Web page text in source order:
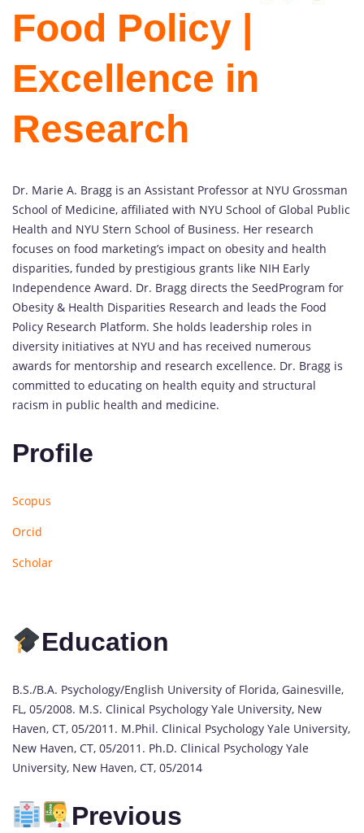
Food Policy |
Excellence in
Research
Dr. Marie A. Bragg is an Assistant Professor at NYU Grossman
School of Medicine, affiliated with NYU School of Global Public
Health and NYU Stern School of Business. Her research
focuses on food marketing’s impact on obesity and health
disparities, funded by prestigious grants like NIH Early
Independence Award. Dr. Bragg directs the SeedProgram for
Obesity & Health Disparities Research and leads the Food
Policy Research Platform. She holds leadership roles in
diversity initiatives at NYU and has received numerous
awards for mentorship and research excellence. Dr. Bragg is
committed to educating on health equity and structural
racism in public health and medicine.
Profile
Scopus
Orcid
Scholar
Education
B.S./B.A. Psychology/English University of Florida, Gainesville,
FL, 05/2008. M.S. Clinical Psychology Yale University, New
Haven, CT, 05/2011. M.Phil. Clinical Psychology Yale University,
New Haven, CT, 05/2011. Ph.D. Clinical Psychology Yale
University, New Haven, CT, 05/2014
Previous